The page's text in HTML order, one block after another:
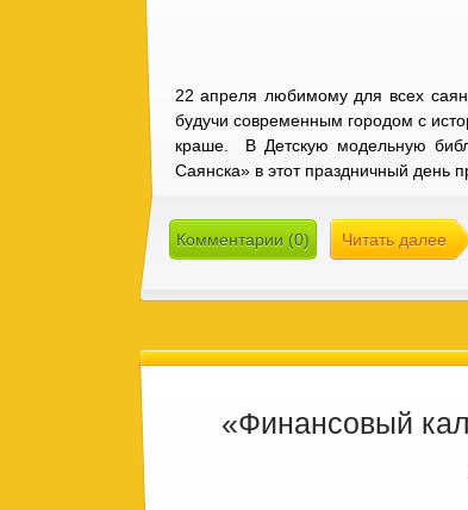
22 апреля любимому для всех
будучи современным городом с
краше. В Детскую модельную
Саянска» в этот праздничный
Комментарии (0) Читать далее
«Финансовый